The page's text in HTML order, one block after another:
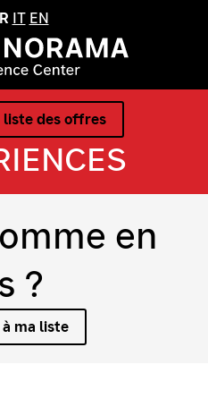
IT EN
des offres
en
?
ma liste